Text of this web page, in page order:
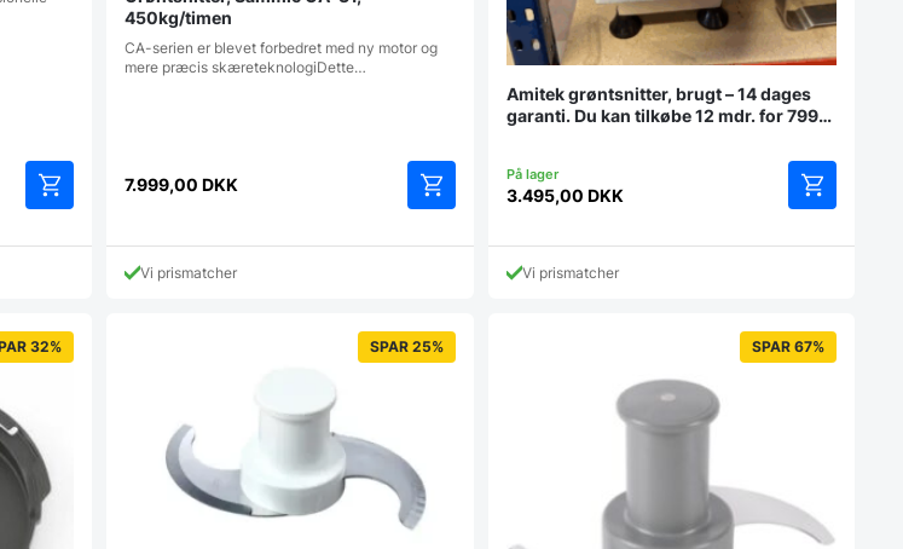
450kg/timen
CA-serien er blevet forbedret med ny motor og
mere præcis skæreteknologiDette…
7.999,00DKK
Vi prismatcher
Amitek grøntsnitter, brugt – 14 dages
garanti. Du kan tilkøbe 12 mdr. for 799
3.495,00 DKK
Vi prismatcher
32% SPAR 25% SPAR 67%